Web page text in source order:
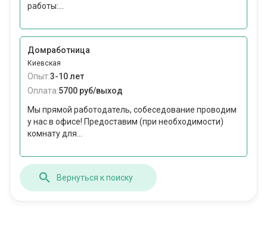
работы:...
Домработница
Киевская
Опыт:3-10 лет
Оплата:5700 руб/выход
Мы прямой работодатель, собеседование проводим
у нас в офисе! Предоставим (при необходимости)
комнату для...
Вернуться к поиску